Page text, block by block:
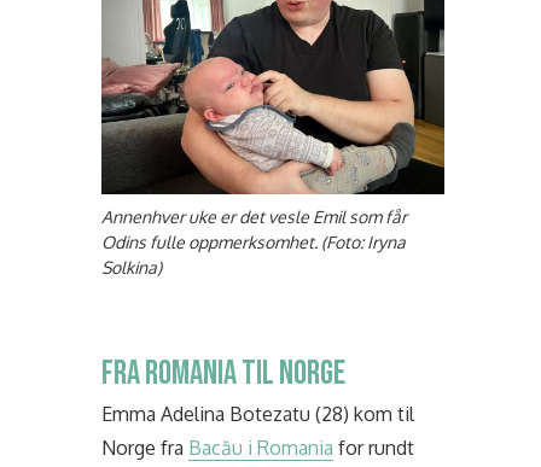
Annenhver uke er det vesle Emil som får
Odins fulle oppmerksomhet. (Foto: Iryna
Solkina)
FRA ROMANIA TIL NORGE
Emma Adelina Botezatu (28) kom til
Norge fra Bacău i Romania for rundt